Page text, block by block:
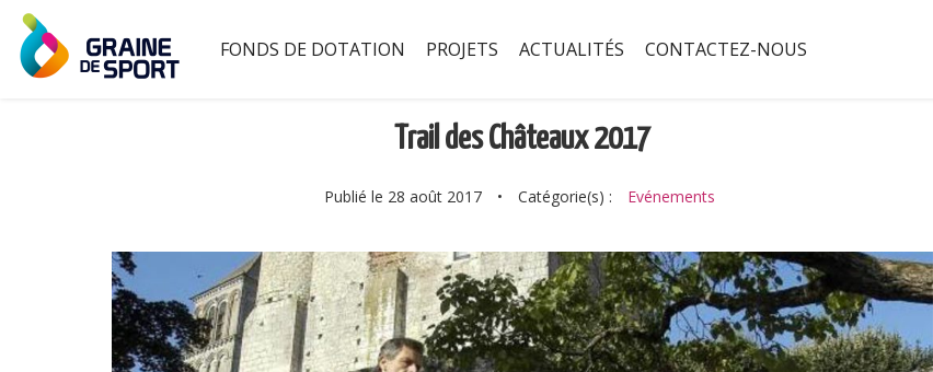
FONDS DE DOTATION PROJETS ACTUALITÉS CONTACTEZ-NOUS
Trail des Châteaux 2017
Publié le 28 août 2017 • Catégorie(s) : Evénements